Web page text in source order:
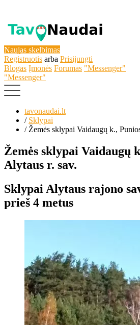
Naujas skelbimas
Registruotis arba Prisijungti
Blogas Įmonės Forumas "Messenger"
"Messenger"
tavonaudai.lt
/ Sklypai
/ Žemės sklypai Vaidaugų k.,
Žemės sklypai Vaidaugų
Alytaus r. sav.
Sklypai Alytaus rajono
prieš 4 metus